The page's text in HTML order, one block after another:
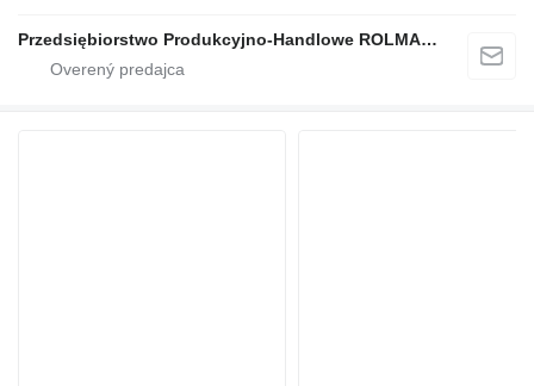
Przedsiębiorstwo Produkcyjno-Handlowe ROLMAPOL Marcin Dziekan